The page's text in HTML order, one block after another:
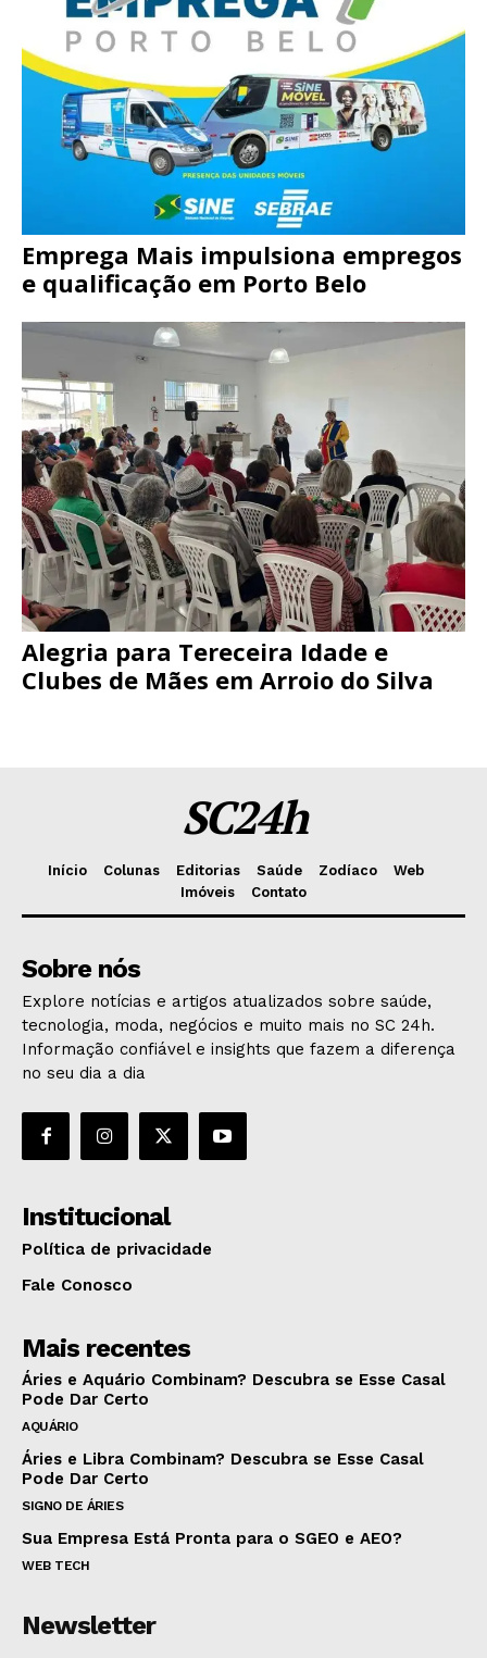
Emprega Mais impulsiona empregos
e qualificação em Porto Belo
Alegria para Tereceira Idade e
Clubes de Mães em Arroio do Silva
SC24h
Início Colunas Editorias Saúde Zodíaco
Web
Imóveis
Contato
Sobre nós
Explore notícias e artigos atualizados sobre saúde,
tecnologia, moda, negócios e muito mais no SC 24h.
Informação confiável e insights que fazem a diferença
no seu dia a dia
Institucional
Política de privacidade
Fale Conosco
Mais recentes
Áries e Aquário Combinam? Descubra se Esse Casal
Pode Dar Certo
AQUÁRIO
Áries e Libra Combinam? Descubra se Esse Casal
Pode Dar Certo
SIGNO DE ÁRIES
Sua Empresa Está Pronta para o SGEO e AEO?
WEB TECH
Newsletter